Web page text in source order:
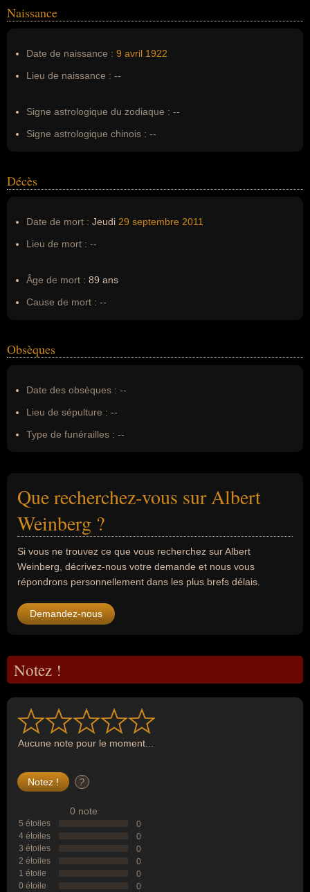
Nom de famille :Weinberg
Naissance
Date de naissance : 9 avril 1922
Lieu de naissance : --
Signe astrologique du zodiaque : --
Signe astrologique chinois : --
Décès
Date de mort : Jeudi 29 septembre 2011
Lieu de mort : --
Âge de mort : 89 ans
Cause de mort : --
Obsèques
Date des obsèques : --
Lieu de sépulture : --
Type de funérailles : --
Que recherchez-vous sur Albert
Weinberg ?
Si vous ne trouvez ce que vous recherchez sur Albert
Weinberg, décrivez-nous votre demande et nous vous
répondrons personnellement dans les plus brefs délais.
Demandez-nous
Notez !
Aucune note pour le moment...
?
0 note
5 étoiles
0
4 étoiles
0
3 étoiles
0
2 étoiles
0
1 étoile
0
0 étoile
0